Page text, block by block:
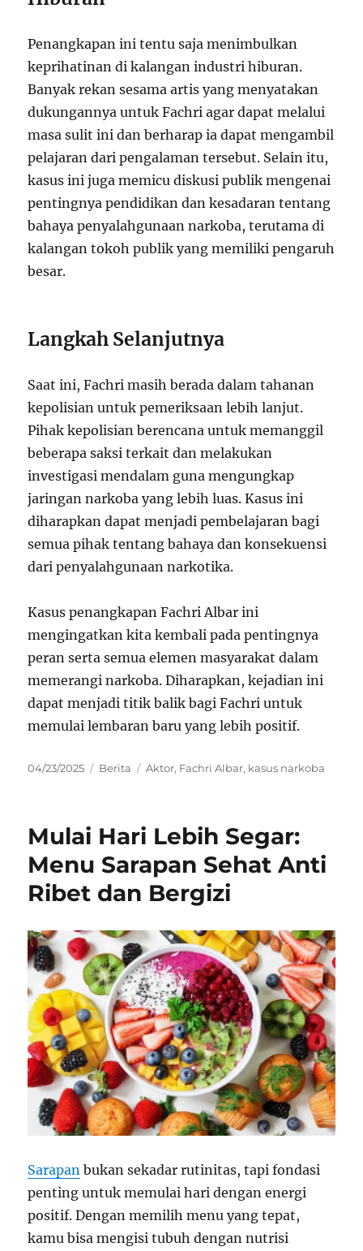
Penangkapan ini tentu saja menimbulkan
keprihatinan di kalangan industri hiburan.
Banyak rekan sesama artis yang menyatakan
dukungannya untuk Fachri agar dapat melalui
masa sulit ini dan berharap ia dapat mengambil
pelajaran dari pengalaman tersebut. Selain itu,
kasus ini juga memicu diskusi publik mengenai
pentingnya pendidikan dan kesadaran tentang
bahaya penyalahgunaan narkoba, terutama di
kalangan tokoh publik yang memiliki pengaruh
besar.
Langkah Selanjutnya
Saat ini, Fachri masih berada dalam tahanan
kepolisian untuk pemeriksaan lebih lanjut.
Pihak kepolisian berencana untuk memanggil
beberapa saksi terkait dan melakukan
investigasi mendalam guna mengungkap
jaringan narkoba yang lebih luas. Kasus ini
diharapkan dapat menjadi pembelajaran bagi
semua pihak tentang bahaya dan konsekuensi
dari penyalahgunaan narkotika.
Kasus penangkapan Fachri Albar ini
mengingatkan kita kembali pada pentingnya
peran serta semua elemen masyarakat dalam
memerangi narkoba. Diharapkan, kejadian ini
dapat menjadi titik balik bagi Fachri untuk
memulai lembaran baru yang lebih positif.
Posted
04/23/2025 Categories
Berita Tags
Aktor, Fachri Albar, kasus narkoba
Mulai Hari Lebih Segar:
Menu Sarapan Sehat Anti
Ribet dan Bergizi
Sarapan bukan sekadar rutinitas, tapi fondasi
penting untuk memulai hari dengan energi
positif. Dengan memilih menu yang tepat,
kamu bisa mengisi tubuh dengan nutrisi